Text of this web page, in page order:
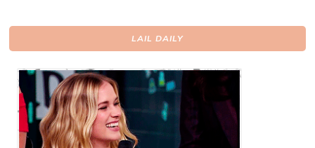
LAIL DAILY